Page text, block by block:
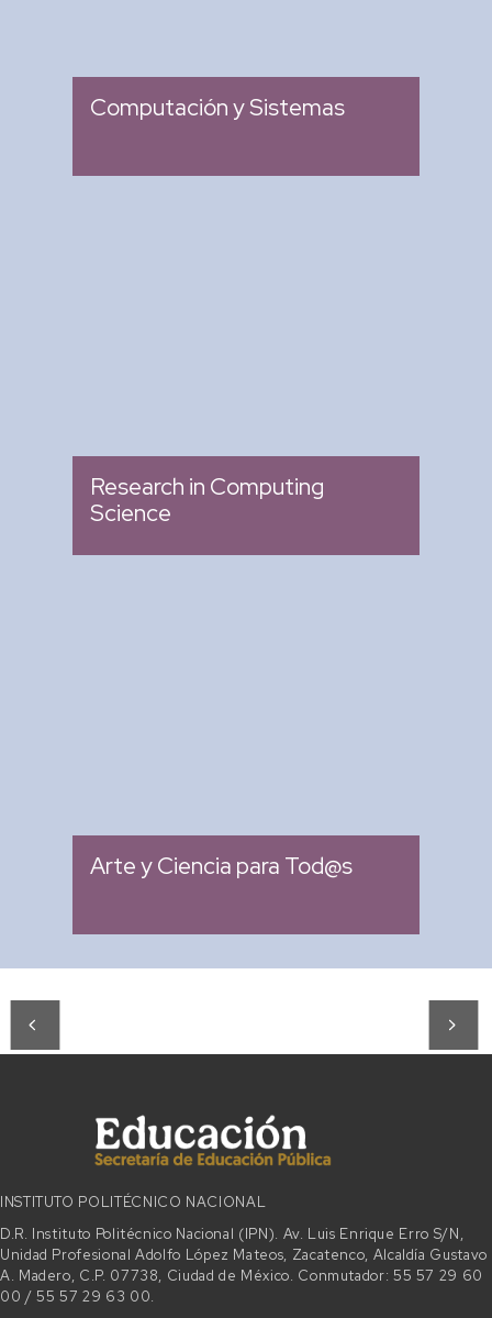
Computación y Sistemas
Research in Computing
Science
Arte y Ciencia para Tod@s
INSTITUTO POLITÉCNICO NACIONAL
D.R. Instituto Politécnico Nacional (IPN). Av. Luis Enrique Erro S/N,
Unidad Profesional Adolfo López Mateos, Zacatenco, Alcaldía Gustavo
A. Madero, C.P. 07738, Ciudad de México. Conmutador: 55 57 29 60
00 / 55 57 29 63 00.